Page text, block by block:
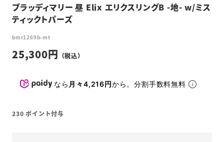
ブラッディマリー 昼 Elix エリクスリングB -地- w/ミス
ティックトパーズ
bmr1269b-mt
25,300
なら 月々4,216円から。分割手数料無料
230 ポイント付与